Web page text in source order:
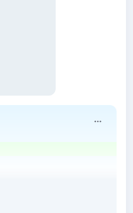
dinamis berkaitan